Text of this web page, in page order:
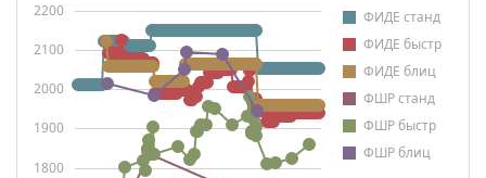
ФИДЕ станд
ФИДЕ быстр
ФИДЕ блиц
ФШР станд
ФШР быстр
ФШР блиц
1800
1900
2000
2100
2200